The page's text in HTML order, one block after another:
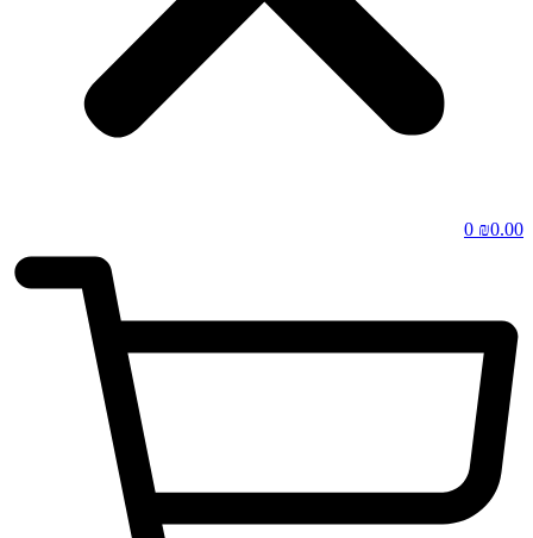
₪0.00
0